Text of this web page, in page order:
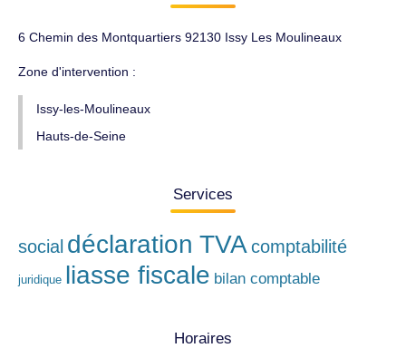
6 Chemin des Montquartiers 92130 Issy Les Moulineaux
Zone d'intervention :
Issy-les-Moulineaux
Hauts-de-Seine
Services
social déclaration TVA comptabilité
juridique liasse fiscale bilan comptable
Horaires